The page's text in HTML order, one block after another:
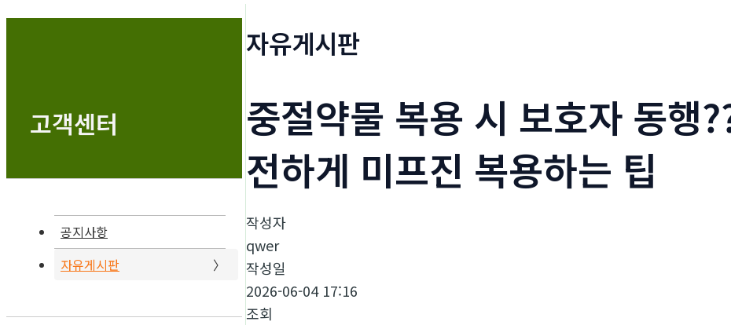
고객센터
공지사항
자유게시판
자유게시판
중절약물 복용 시 보호자 동행
전하게 미프진 복용하는 팁
작성자
qwer
작성일
2026-06-04 17:16
조회